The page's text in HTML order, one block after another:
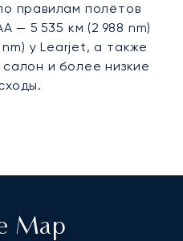
правилам полётов
— 5 535 км (2 988 nm)
у Learjet, а также
и более низкие
Map